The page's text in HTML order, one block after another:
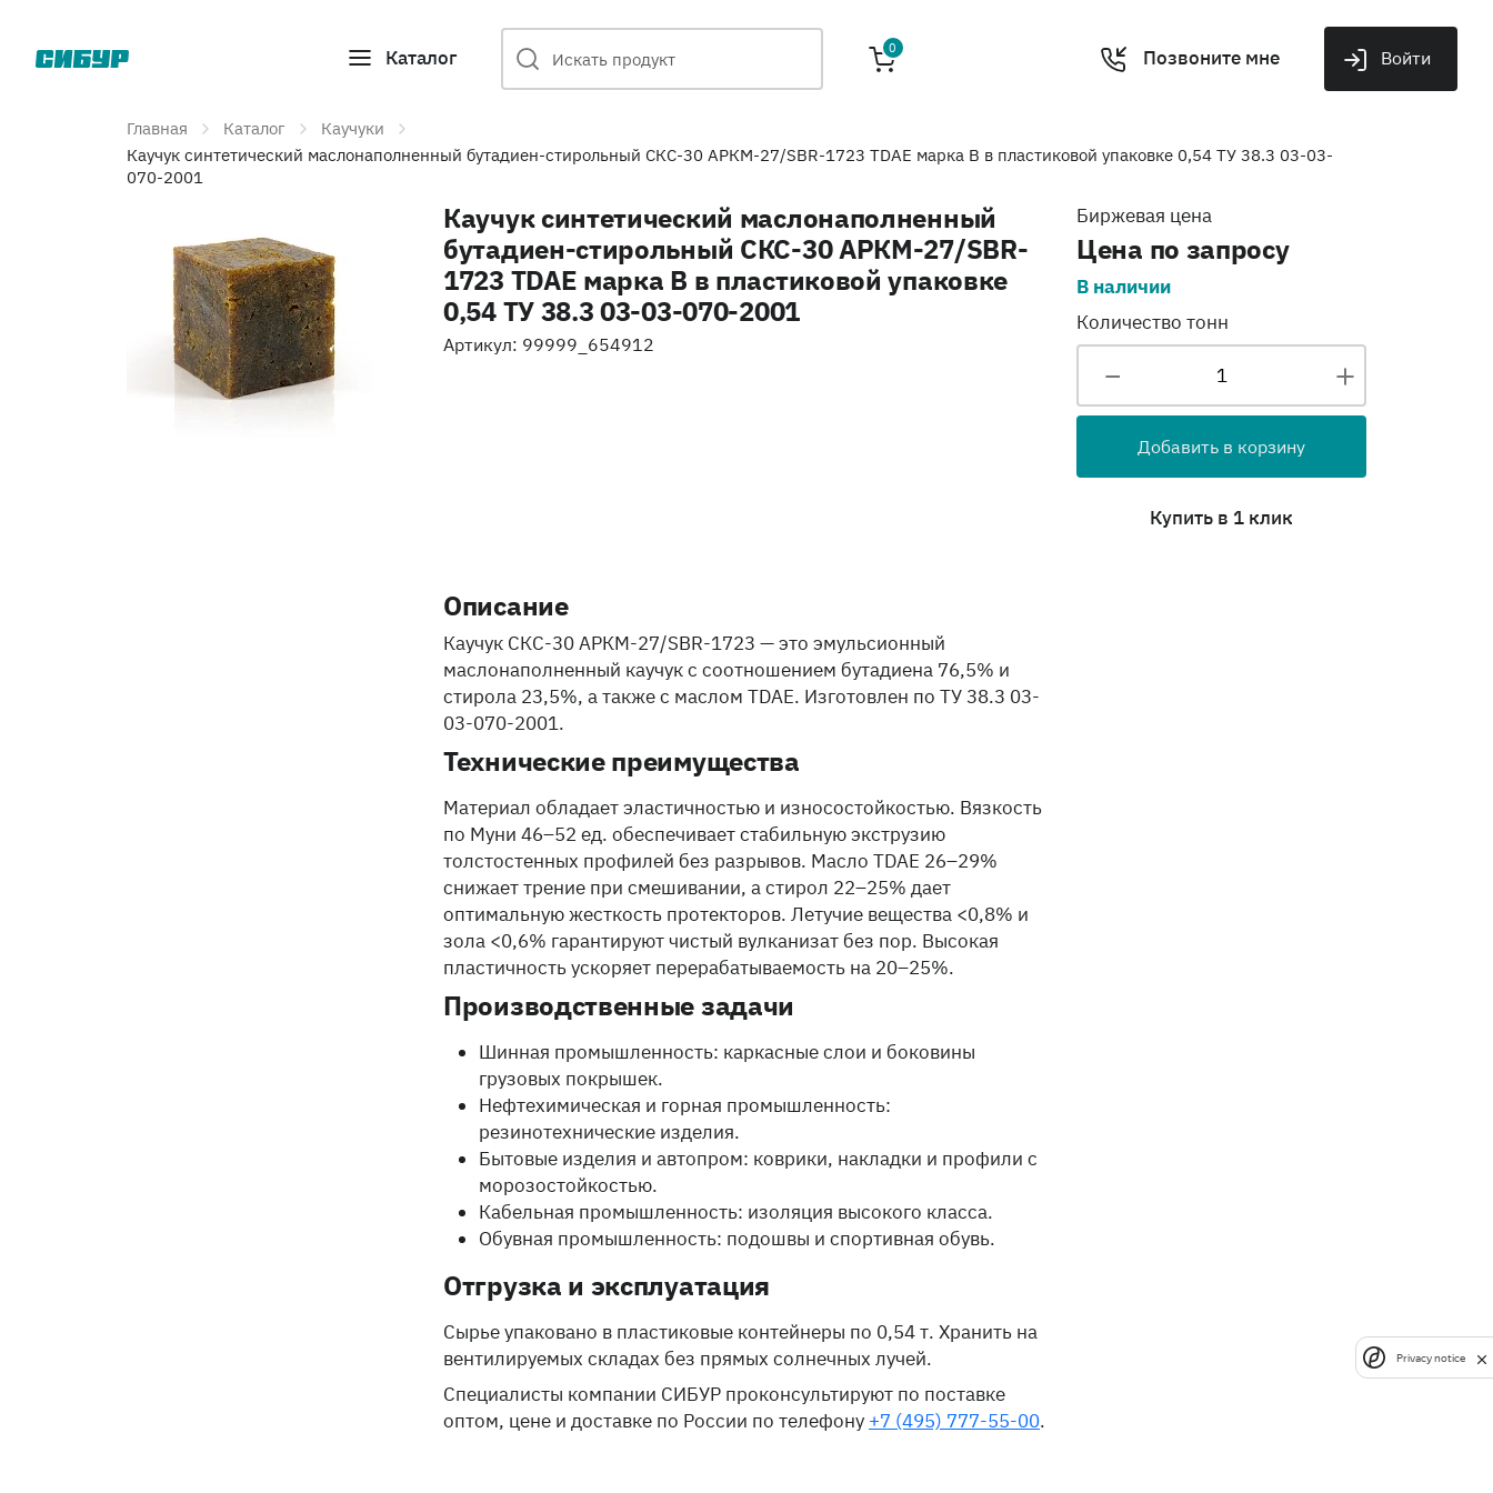
Каталог 0 Позвоните мне Войти
Главная Каталог
Каучуки
Каучук синтетический маслонаполненный бутадиен-стирольный СКС-30 АРКМ-27/SBR-1723 TDAE марка B в пластиковой упаковке 0,54 ТУ 38.3 03-03-
070-2001
Каучук синтетический маслонаполненный
бутадиен-стирольный СКС-30 АРКМ-27/SBR-
1723 TDAE марка B в пластиковой упаковке
0,54 ТУ 38.3 03-03-070-2001
Артикул: 99999_654912
Биржевая цена
Цена по запросу
В наличии
Количество тонн
Добавить в корзину
Купить в 1 клик
Описание
Каучук СКС-30 АРКМ-27/SBR-1723 — это эмульсионный
маслонаполненный каучук с соотношением бутадиена 76,5% и
стирола 23,5%, а также с маслом TDAE. Изготовлен по ТУ 38.3 03-
03-070-2001.
Технические преимущества
Материал обладает эластичностью и износостойкостью. Вязкость
по Муни 46–52 ед. обеспечивает стабильную экструзию
толстостенных профилей без разрывов. Масло TDAE 26–29%
снижает трение при смешивании, а стирол 22–25% дает
оптимальную жесткость протекторов. Летучие вещества <0,8% и
зола <0,6% гарантируют чистый вулканизат без пор. Высокая
пластичность ускоряет перерабатываемость на 20–25%.
Производственные задачи
Шинная промышленность: каркасные слои и боковины
грузовых покрышек.
Нефтехимическая и горная промышленность:
резинотехнические изделия.
Бытовые изделия и автопром: коврики, накладки и профили с
морозостойкостью.
Кабельная промышленность: изоляция высокого класса.
Обувная промышленность: подошвы и спортивная обувь.
Отгрузка и эксплуатация
Сырье упаковано в пластиковые контейнеры по 0,54 т. Хранить на
вентилируемых складах без прямых солнечных лучей.
Специалисты компании СИБУР проконсультируют по поставке
оптом, цене и доставке по России по телефону +7 (495) 777-55-00.
Privacy notice